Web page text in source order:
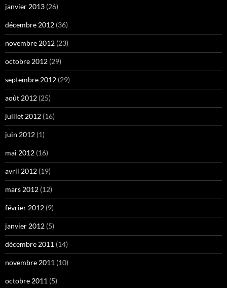
janvier 2013 (26)
décembre 2012 (36)
novembre 2012 (23)
octobre 2012 (29)
septembre 2012 (29)
août 2012 (25)
juillet 2012 (16)
juin 2012 (1)
mai 2012 (16)
avril 2012 (19)
mars 2012 (12)
février 2012 (9)
janvier 2012 (5)
décembre 2011 (14)
novembre 2011 (10)
octobre 2011 (5)